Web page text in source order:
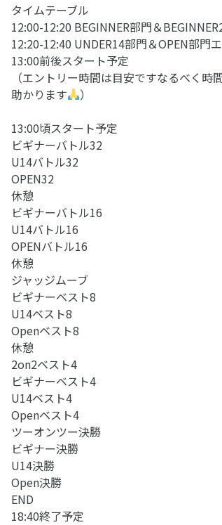
タイムテーブル
12:00-12:20 BEGINNER部門＆
12:20-12:40 UNDER14部門＆OPEN部門
13:00前後スタート予定
（エントリー時間は目安ですなるべく時
助かります
）
13:00頃スタート予定
ビギナーバトル32
U14バトル32
OPEN32
休憩
ビギナーバトル16
U14バトル16
OPENバトル16
休憩
ジャッジムーブ
ビギナーベスト8
U14ベスト8
Openベスト8
休憩
2on2ベスト4
ビギナーベスト4
U14ベスト4
Openベスト4
ツーオンツー決勝
ビギナー決勝
U14決勝
Open決勝
END
18:40終了予定